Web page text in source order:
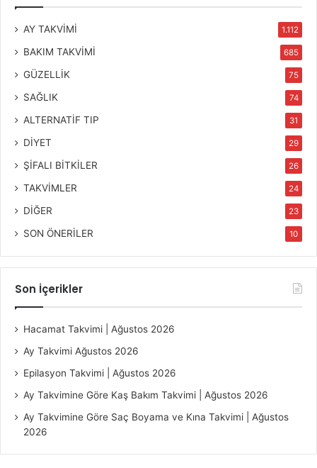
AY TAKVİMİ 1.112
BAKIM TAKVİMİ 685
GÜZELLİK 75
SAĞLIK 74
ALTERNATİF TIP 31
DİYET 29
ŞİFALI BİTKİLER 26
TAKVİMLER 24
DİĞER 23
SON ÖNERİLER 10
Son İçerikler
Hacamat Takvimi | Ağustos 2026
Ay Takvimi Ağustos 2026
Epilasyon Takvimi | Ağustos 2026
Ay Takvimine Göre Kaş Bakım Takvimi | Ağustos 2026
Ay Takvimine Göre Saç Boyama ve Kına Takvimi | Ağustos
2026